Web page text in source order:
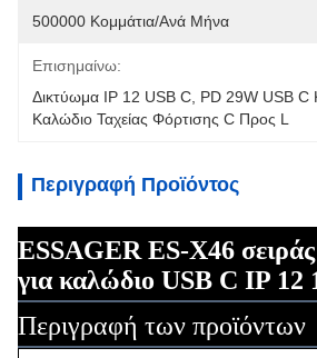
500000 Κομμάτια/ανά Μήνα
Επισημαίνω:
Δικτύωμα IP 12 USB C PD 29W USB C
Καλώδιο Ταχείας Φόρτισης C Προς L
Περιγραφή Προϊόντος
ESSAGER ES-X46
για καλώδιο USB C IP 12
Περιγραφή των προϊόντων